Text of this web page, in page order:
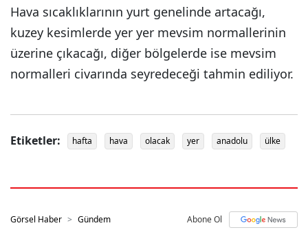
Hava sıcaklıklarının yurt genelinde artacağı,
kuzey kesimlerde yer yer mevsim normallerinin
üzerine çıkacağı, diğer bölgelerde ise mevsim
normalleri civarında seyredeceği tahmin ediliyor.
Etiketler: hafta hava olacak yer anadolu ülke
Görsel Haber Gündem Abone Ol